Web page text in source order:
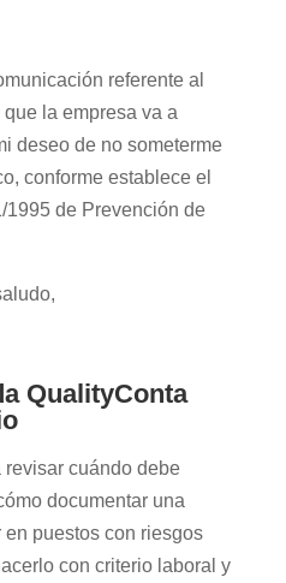
referente al
la empresa va a
deseo de no someterme
conforme establece el
de Prevención de
QualityConta
cuándo debe
documentar una
puestos con riesgos
con criterio laboral y